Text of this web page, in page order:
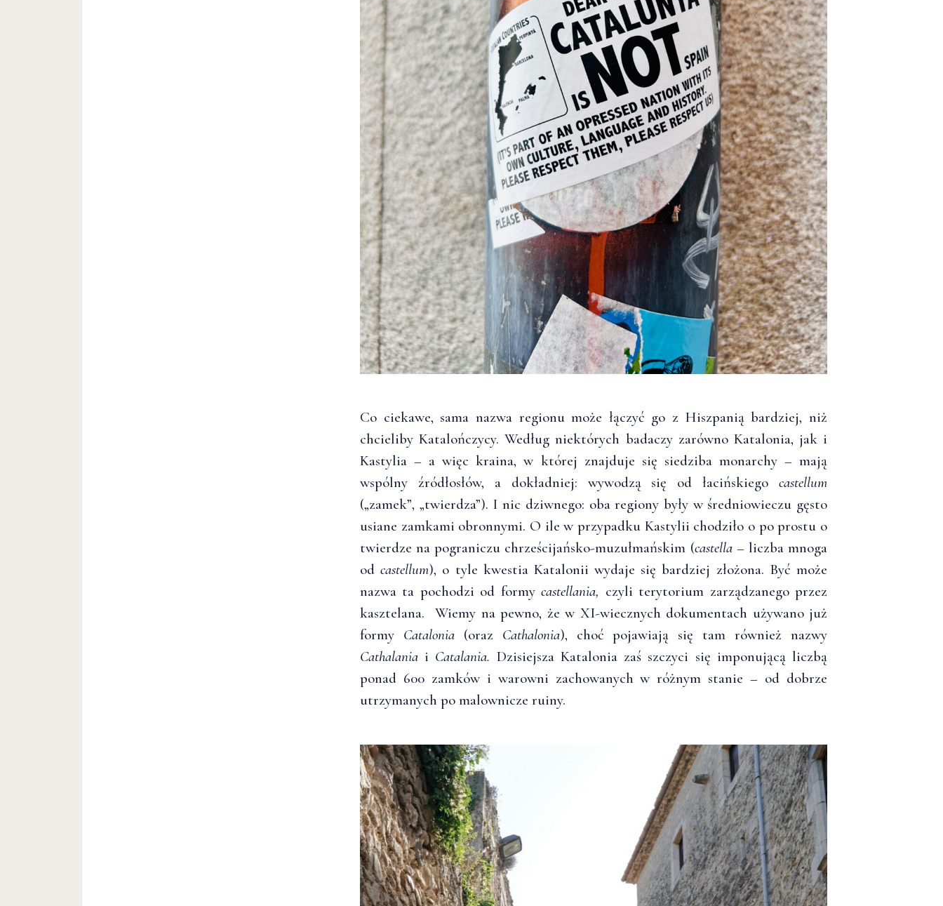
Co ciekawe, sama nazwa regionu może łączyć go z Hiszpanią bardziej, niż
chcieliby Katalończycy. Według niektórych badaczy zarówno Katalonia, jak i
Kastylia – a więc kraina, w której znajduje się siedziba monarchy – mają
wspólny źródłosłów, a dokładniej: wywodzą się od łacińskiego castellum
(„zamek”, „twierdza”). I nic dziwnego: oba regiony były w średniowieczu gęsto
usiane zamkami obronnymi. O ile w przypadku Kastylii chodziło o po prostu o
twierdze na pograniczu chrześcijańsko-muzułmańskim (castella – liczba mnoga
odcastellum), o tyle kwestia Katalonii wydaje się bardziej złożona. Być może
nazwa ta pochodzi od formycastellania, czyli terytorium zarządzanego przez
kasztelana. Wiemy na pewno, że w XI-wiecznych dokumentach używano już
formy Catalonia(oraz Cathalonia), choć pojawiają się tam również nazwy
Cathalania i Catalania. Dzisiejsza Katalonia zaś szczyci się imponującą liczbą
ponad 600 zamków i warowni zachowanych w różnym stanie – od dobrze
utrzymanych po malownicze ruiny.